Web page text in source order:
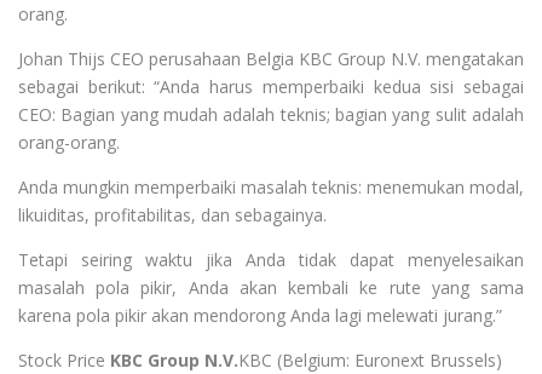
orang.
Johan Thijs CEO perusahaan Belgia KBC Group N.V. mengatakan
sebagai berikut: “Anda harus memperbaiki kedua sisi sebagai
CEO: Bagian yang mudah adalah teknis; bagian yang sulit adalah
orang-orang.
Anda mungkin memperbaiki masalah teknis: menemukan modal,
likuiditas, profitabilitas, dan sebagainya.
Tetapi seiring waktu jika Anda tidak dapat menyelesaikan
masalah pola pikir, Anda akan kembali ke rute yang sama
karena pola pikir akan mendorong Anda lagi melewati jurang.”
Stock Price KBC Group N.V.KBC (Belgium: Euronext Brussels)